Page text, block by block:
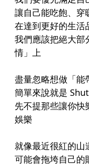
讓自己能吃飽、穿
在達到更好的生活
我們應該把絕大部
情」上
盡量忽略想做「能
簡單來說就是
先不提那些讓你快
娛樂
就像最近很紅的山
可能會拖垮自己的